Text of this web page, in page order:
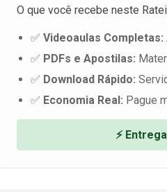
O que você recebe neste
✅ Videoaulas Completas:
✅ PDFs e Apostilas:
✅ Download Rápido:
✅ Economia Real: Pague
⚡